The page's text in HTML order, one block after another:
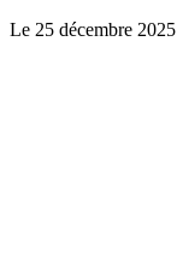
Le 25 décembre 2025